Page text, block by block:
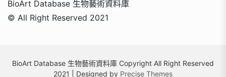
BioArt Database 生物藝術資料庫
© All Right Reserved 2021
BioArt Database 生物藝術資料庫 Copyright All Right Reserved
2021 | Designed by Precise Themes